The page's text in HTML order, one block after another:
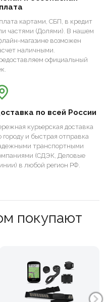
картами, СБП, в кредит
частями (Долями). В нашем
магазине возможен
наличными.
официальный
по всей России
курьерская доставка
городу и быстрая отправка
транспортными
(СДЭК, Деловые
в любой регион РФ.
покупают